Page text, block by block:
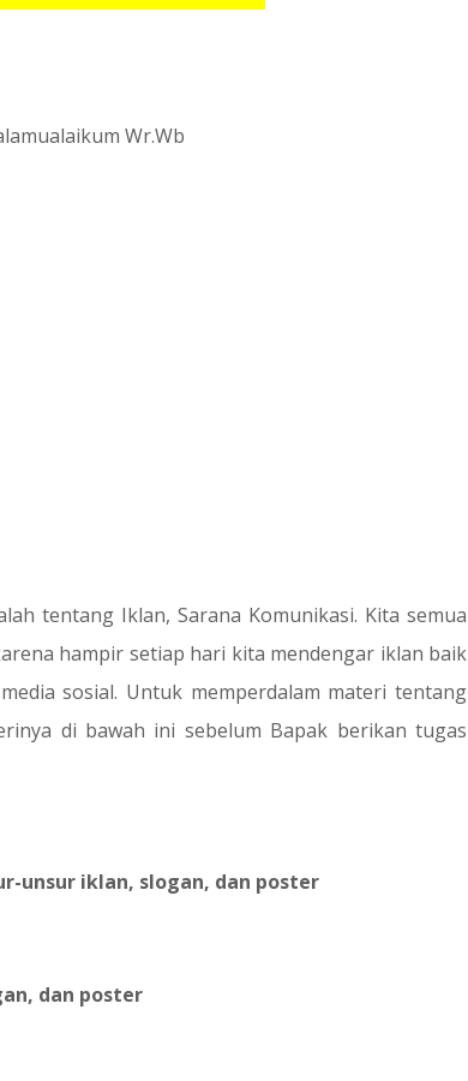
Wr.Wb
tentang Iklan, Sarana Komunikasi. Kita semua
hampir setiap hari kita mendengar iklan baik
sosial. Untuk memperdalam materi tentang
di bawah ini sebelum Bapak berikan tugas
unsur iklan, slogan, dan poster
dan poster